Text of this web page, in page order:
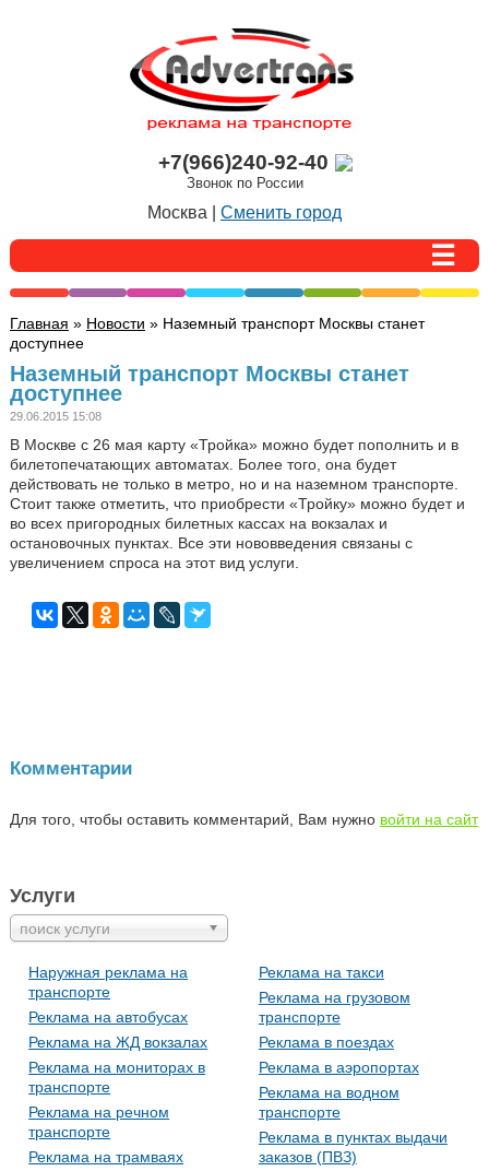
+7(966)240-92-40
Звонок по России
Москва | Сменить город
Главная » Новости » Наземный транспорт Москвы станет
доступнее
Наземный транспорт Москвы станет
доступнее
29.06.2015 15:08
В Москве с 26 мая карту «Тройка» можно будет пополнить и в
билетопечатающих автоматах. Более того, она будет
действовать не только в метро, но и на наземном транспорте.
Стоит также отметить, что приобрести «Тройку» можно будет и
во всех пригородных билетных кассах на вокзалах и
остановочных пунктах. Все эти нововведения связаны с
увеличением спроса на этот вид услуги.
Комментарии
Для того, чтобы оставить комментарий, Вам нужно войти на сайт
Услуги
поиск услуги
Наружная реклама на
транспорте
Реклама на автобусах
Реклама на ЖД вокзалах
Реклама на мониторах в
транспорте
Реклама на речном
транспорте
Реклама на трамваях
Реклама на такси
Реклама на грузовом
транспорте
Реклама в поездах
Реклама в аэропортах
Реклама на водном
транспорте
Реклама в пунктах выдачи
заказов (ПВЗ)